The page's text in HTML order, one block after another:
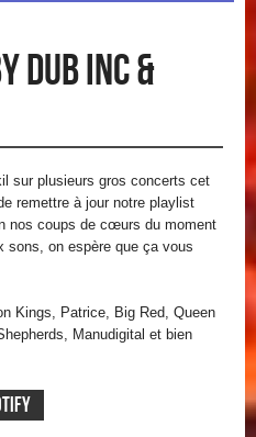
DUB INC &
sur plusieurs gros concerts cet
remettre à jour notre playlist
nos coups de cœurs du moment
sons, on espère que ça vous
Kings, Patrice, Big Red, Queen
Manudigital et bien